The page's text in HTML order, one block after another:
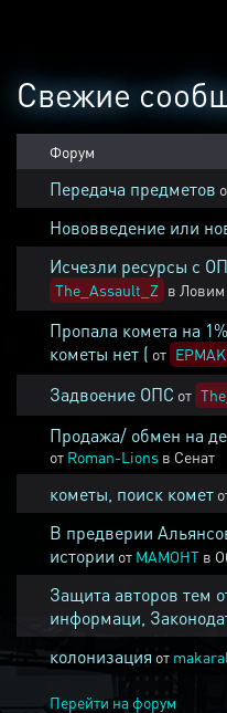
Свежие
Форум
Передача предметов
Нововведение или
Исчезли ресурсы с
The_Assault_Z в Ловим
Пропала комета на
кометы нет ( от EPMAK
Задвоение ОПС от
Продажа/ обмен на
от Roman-Lions в Сенат
кометы, поиск комет
В предверии
истории от MAMOHT в
Защита авторов тем
информаци,
колонизация от
Перейти на форум